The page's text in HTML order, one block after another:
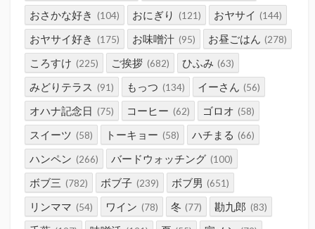
おさかな好き (104) おにぎり (121) おヤサイ (144)
おヤサイ好き (175) お味噌汁 (95) お昼ごはん (278)
ころすけ (225) ご挨拶 (682) ひふみ (63)
みどりテラス (91) もっつ (134) イーさん (56)
オハナ記念日 (75) コーヒー (62) ゴロオ (58)
スイーツ (58) トーキョー (58) ハチまる (66)
ハンペン (266) バードウォッチング (100)
ボブ三 (782) ボブ子 (239) ボブ男 (651)
リンママ (54) ワイン (78) 冬 (77) 勘九郎 (83)